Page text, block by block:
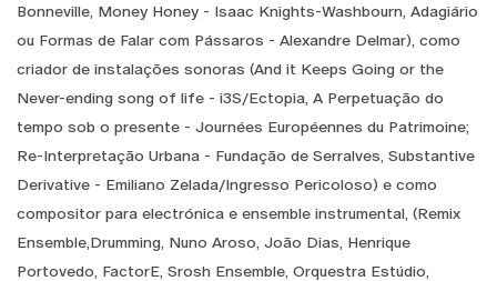
Bonneville, Money Honey - Isaac Knights-Washbourn, Adagiário
ou Formas de Falar com Pássaros - Alexandre Delmar), como
criador de instalações sonoras (And it Keeps Going or the
Never-ending song of life - i3S/Ectopia, A Perpetuação do
tempo sob o presente - Journées Européennes du Patrimoine;
Re-Interpretação Urbana - Fundação de Serralves, Substantive
Derivative - Emiliano Zelada/Ingresso Pericoloso) e como
compositor para electrónica e ensemble instrumental, (Remix
Ensemble,Drumming, Nuno Aroso, João Dias, Henrique
Portovedo, FactorE, Srosh Ensemble, Orquestra Estúdio,